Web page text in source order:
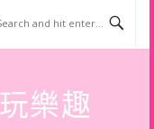
樂趣